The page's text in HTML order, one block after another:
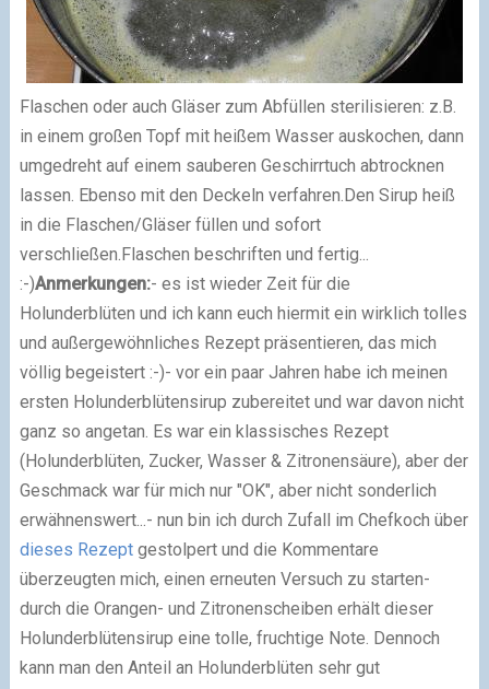
Flaschen oder auch Gläser zum Abfüllen sterilisieren: z.B.
in einem großen Topf mit heißem Wasser auskochen, dann
umgedreht auf einem sauberen Geschirrtuch abtrocknen
lassen. Ebenso mit den Deckeln verfahren. Den Sirup heiß
in die Flaschen/Gläser füllen und sofort
verschließen. Flaschen beschriften und fertig...
:-)Anmerkungen:- es ist wieder Zeit für die
Holunderblüten und ich kann euch hiermit ein wirklich tolles
und außergewöhnliches Rezept präsentieren, das mich
völlig begeistert :-)- vor ein paar Jahren habe ich meinen
ersten Holunderblütensirup zubereitet und war davon nicht
ganz so angetan. Es war ein klassisches Rezept
(Holunderblüten, Zucker, Wasser & Zitronensäure), aber der
Geschmack war für mich nur "OK", aber nicht sonderlich
erwähnenswert...- nun bin ich durch Zufall im Chefkoch über
dieses Rezeptgestolpert und die Kommentare
überzeugten mich, einen erneuten Versuch zu starten-
durch die Orangen- und Zitronenscheiben erhält dieser
Holunderblütensirup eine tolle, fruchtige Note. Dennoch
kann man den Anteil an Holunderblüten sehr gut